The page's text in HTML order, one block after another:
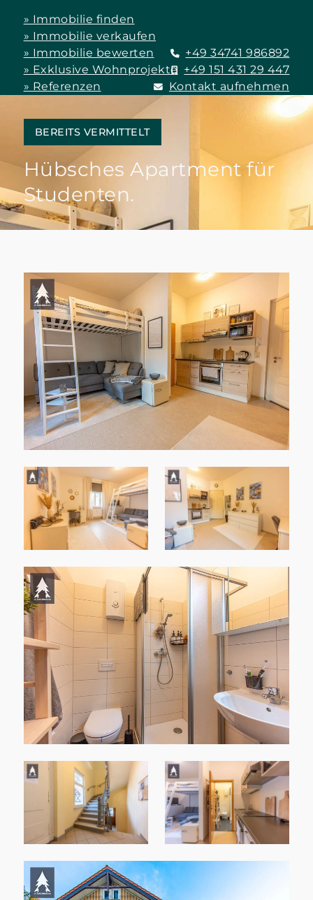
» Immobilie finden
» Immobilie verkaufen
» Immobilie bewerten
» Exklusive Wohnprojekte
» Referenzen
+49 34741 986892
+49 151 431 29 447
Kontakt aufnehmen
BEREITS VERMITTELT
Hübsches Apartment für
Studenten.